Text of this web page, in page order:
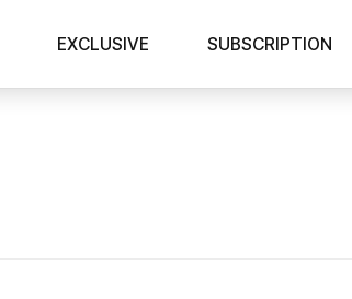
EXCLUSIVE SUBSCRIPTION